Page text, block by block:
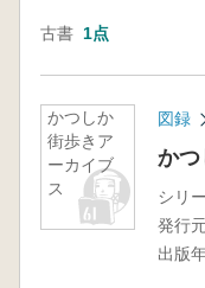
古書 1点
かつしか
街歩きア
ーカイブ
ス
図録
かつ
シリ
発行
出版